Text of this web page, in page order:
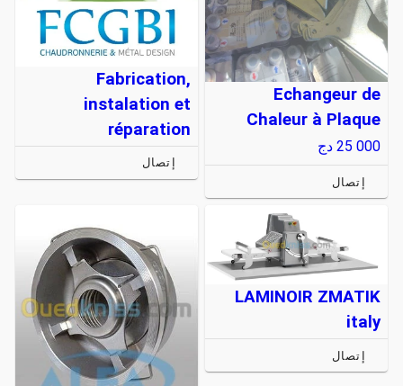
Echangeur de
Chaleur à Plaque
25 000 دج
إتصال
Fabrication,
instalation et
réparation
إتصال
LAMINOIR ZMATIK
italy
إتصال